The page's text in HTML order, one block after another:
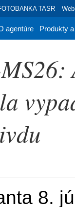
TASR
agentúre Produkty